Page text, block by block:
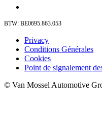
BTW: BE0695.863.053
Privacy
Conditions Générales
Cookies
Point de signalement
© Van Mossel Automotive